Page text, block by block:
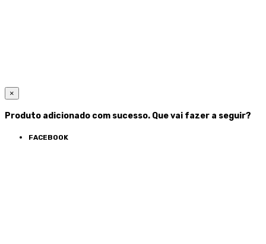
×
Produto adicionado com sucesso. Que vai fazer a seguir?
FACEBOOK